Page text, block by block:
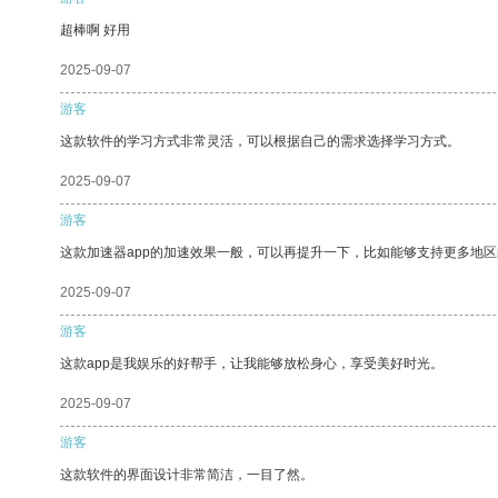
超棒啊 好用
2025-09-07
游客
这款软件的学习方式非常灵活，可以根据自己的需求选择学习方式。
2025-09-07
游客
这款加速器app的加速效果一般，可以再提升一下，比如能够支持更多地区
2025-09-07
游客
这款app是我娱乐的好帮手，让我能够放松身心，享受美好时光。
2025-09-07
游客
这款软件的界面设计非常简洁，一目了然。